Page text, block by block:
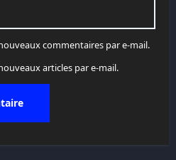
commentaires par e-mail.
articles par e-mail.